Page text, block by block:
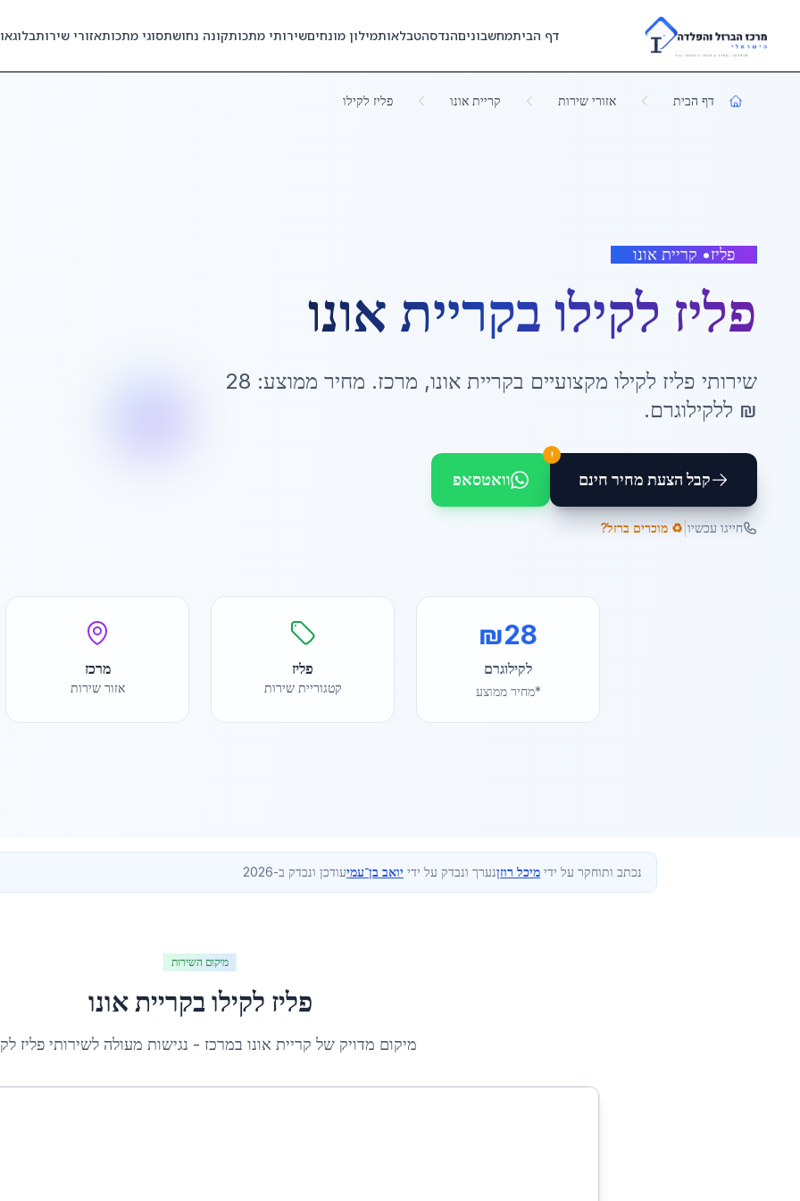
Skip to main content
דף הביתמחשבוניםהנדסהטבלאותמילון מונחיםשירותי מתכותקונה נחושתסוגי מתכותאזורי שירותבלוג
דף הבית אזורי שירות קריית אונו פליז לקילו
פליז• קריית אונו
פליז לקילו בקריית אונו
שירותי פליז לקילו מקצועיים בקריית אונו, מרכז. מחיר ממוצע: 28
₪ ללקילוגרם.
קבל הצעת מחיר חינם
!
וואטסאפ
חייגו עכשיו ♻️ מוכרים ברזל?
₪28
לקילוגרם
*מחיר ממוצע
פליז
קטגוריית שירות
מרכז
אזור שירות
נכתב ותוחקר על ידי מיכל רוזןנערך ונבדק על ידי יואב בן־עמיעודכן ונבדק ב-2026
מיקום השירות
פליז לקילובקריית אונו
מיקום מדויק של קריית אונו במרכז - נגישות מעולה לשירותיפליז